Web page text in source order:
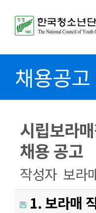
채용공고
시립보라
채용 공고
작성자 보라
1. 보라매